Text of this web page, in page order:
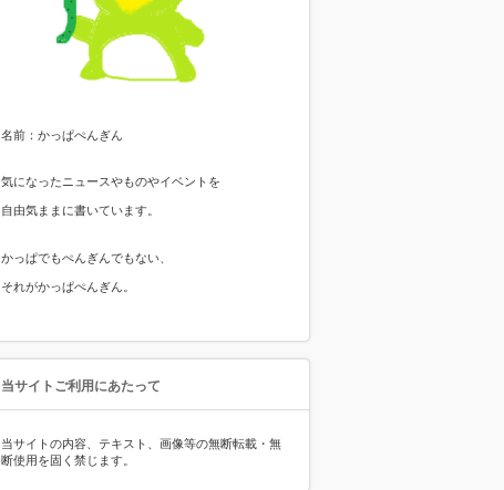
名前：かっぱぺんぎん
気になったニュースやものやイベントを
自由気ままに書いています。
かっぱでもぺんぎんでもない、
それがかっぱぺんぎん。
当サイトご利用にあたって
当サイトの内容、テキスト、画像等の無断転載・無
断使用を固く禁じます。